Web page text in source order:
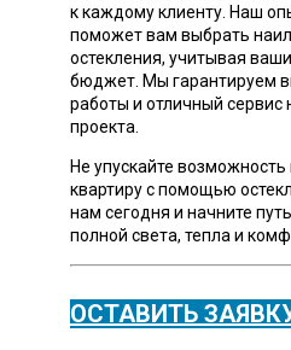
к каждому клиенту. Наш
поможет вам выбрать
остекления, учитывая
бюджет. Мы гарантируем
работы и отличный сервис
проекта.
Не упускайте
квартиру с помощью
нам сегодня и начните
полной света, тепла и
ОСТАВИТЬ